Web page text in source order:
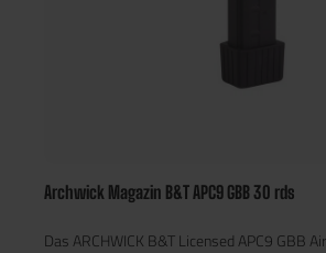
Archwick Magazin B&T APC9 GBB 30 rds
Das ARCHWICK B&T Licensed APC9 GBB